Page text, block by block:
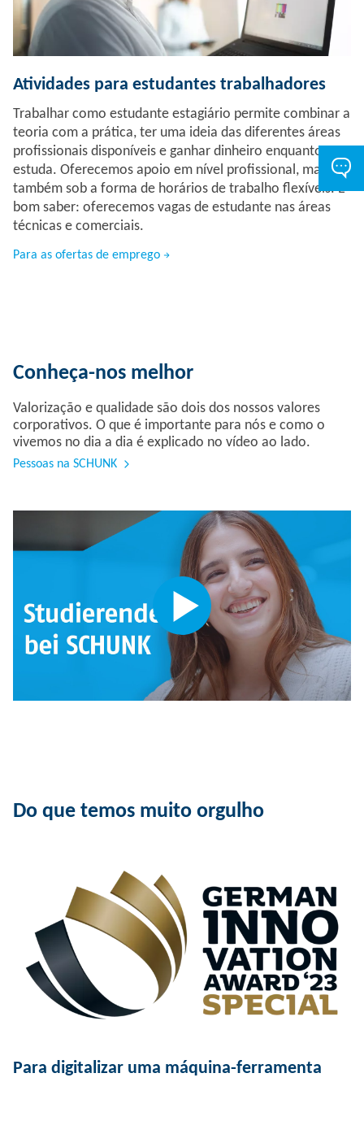
Atividades para estudantes trabalhadores
Trabalhar como estudante estagiário permite combinar a
teoria com a prática, ter uma ideia das diferentes áreas
profissionais disponíveis e ganhar dinheiro enquanto
estuda. Oferecemos apoio em nível profissional, mas
também sob a forma de horários de trabalho flexíveis. É
bom saber: oferecemos vagas de estudante nas áreas
técnicas e comerciais.
Para as ofertas de emprego
Conheça-nos melhor
Valorização e qualidade são dois dos nossos valores
corporativos. O que é importante para nós e como o
vivemos no dia a dia é explicado no vídeo ao lado.
Pessoas na SCHUNK
Do que temos muito orgulho
Para digitalizar uma máquina-ferramenta